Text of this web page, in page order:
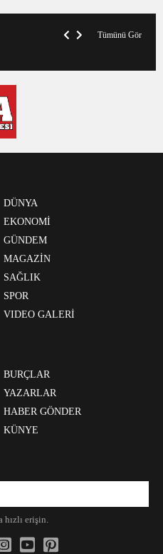
Tümünü Gör
DÜNYA
EKONOMİ
GÜNDEM
MAGAZİN
SAĞLIK
SPOR
VIDEO GALERİ
BURÇLAR
YAZARLAR
HABER GÖNDER
KÜNYE
erişin.